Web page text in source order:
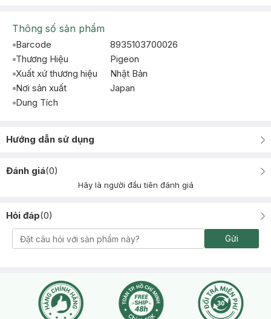
Thông số sản phẩm
Barcode
8935103700026
Thương Hiệu
Pigeon
Xuất xứ thương hiệu
Nhật Bản
Nơi sản xuất
Japan
Dung Tích
Hướng dẫn sử dụng
Đánh giá(0)
Hãy là người đầu tiên đánh giá
Hỏi đáp(0)
Gửi